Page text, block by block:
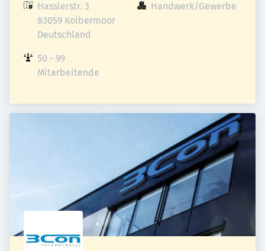
Hasslerstr. 3
83059 Kolbermoor
Deutschland
Handwerk/Gewerbe
50 - 99
Mitarbeitende